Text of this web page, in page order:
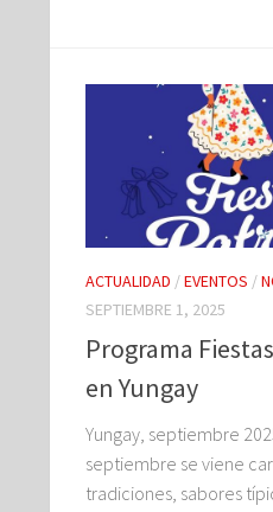
ACTUALIDAD /EVENTOS /
SEPTIEMBRE 1, 2025
Programa
en Yungay
Yungay, septiembre
septiembre se viene
tradiciones, sabores